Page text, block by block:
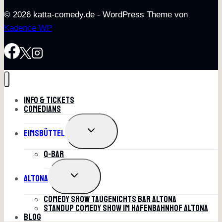
© 2026 katta-comedy.de - WordPress Theme von
Kadence WP
Info & Tickets
Comedians
Eimsbüttel UNTERMENÜ
UMSCHALTEN
Q-Bar
Altona UNTERMENÜ
UMSCHALTEN
Comedy Show Taugenichts Bar Altona
Standup Comedy Show im Hafenbahnhof Altona
Blog